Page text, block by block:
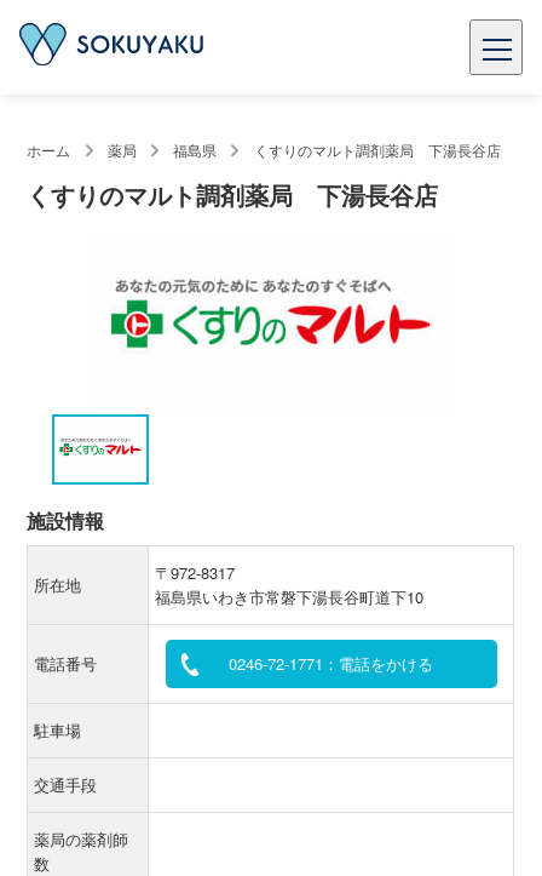
ホーム 薬局 福島県 くすりのマルト調剤薬局 下湯長谷店
くすりのマルト調剤薬局 下湯長谷店
施設情報
所在地
〒972-8317
福島県いわき市常磐下湯長谷町道下10
電話番号 0246-72-1771：電話をかける
駐車場
交通手段
薬局の薬剤師
数